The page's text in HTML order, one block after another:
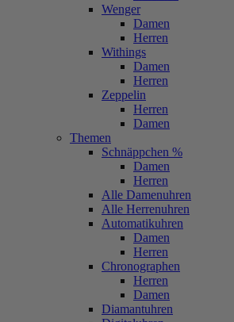
Wenger
Damen
Herren
Withings
Damen
Herren
Zeppelin
Herren
Damen
Themen
Schnäppchen %
Damen
Herren
Alle Damenuhren
Alle Herrenuhren
Automatikuhren
Damen
Herren
Chronographen
Herren
Damen
Diamantuhren